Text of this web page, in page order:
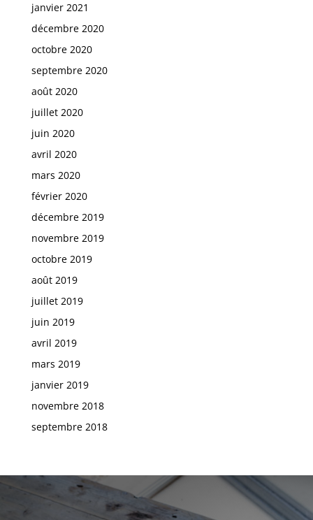
janvier 2021
décembre 2020
octobre 2020
septembre 2020
août 2020
juillet 2020
juin 2020
avril 2020
mars 2020
février 2020
décembre 2019
novembre 2019
octobre 2019
août 2019
juillet 2019
juin 2019
avril 2019
mars 2019
janvier 2019
novembre 2018
septembre 2018